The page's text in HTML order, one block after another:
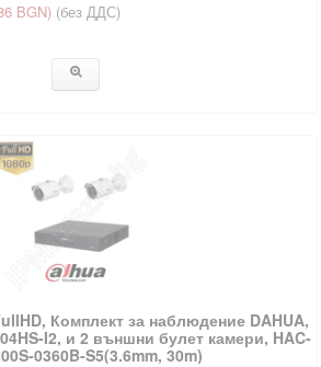
BGN) (без ДДС)
Комплект за наблюдение DAHUA,
I2, и 2 външни булет камери, HAC‐
30m)